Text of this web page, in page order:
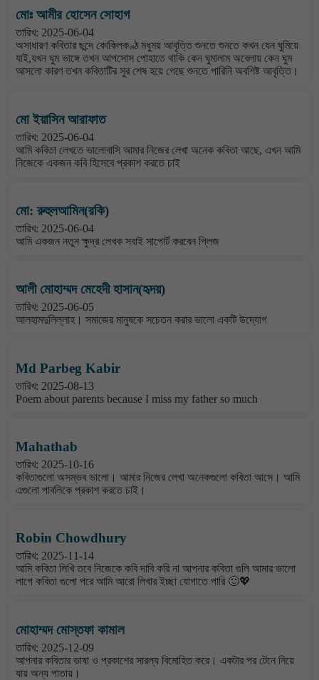
মোঃ আমীর হোসেন সোহাগ
তারিখ: 2025-06-04
অসাধারণ কবিতার ছন্দে কোকিলকণ্ঠ মধুময় আবৃত্তি শুনতে শুনতে কখন যেন ঘুমিয়ে
যাই,যখন ঘুম ভাঙ্গে তখন আপসোস পোহাতে থাকি কেন ঘুমালাম অবেলায় কেন ঘুম
আসলো কারণ তখন কবিতাটির সুর শেষ হয়ে গেছে শুনতে পারিনি অবশিষ্ট আবৃত্তি।
মো ইয়াসিন আরাফাত
তারিখ: 2025-06-04
আমি কবিতা লেখতে ভালোবাসি আমার নিজের লেখা অনেক কবিতা আছে, এখন আমি
নিজেকে একজন কবি হিসেবে প্রকাশ করতে চাই
মো: রুহুলআমিন(রকি)
তারিখ: 2025-06-04
আমি একজন নতুন ক্ষুদ্র লেখক সবাই সাপোর্ট করবেন প্লিজ
আলী মোহাম্মদ মেহেদী হাসান(হৃদয়)
তারিখ: 2025-06-05
আলহামদুলিল্লাহ। সমাজের মানুষকে সচেতন করার ভালো একটি উদ্যোগ
Md Parbeg Kabir
তারিখ: 2025-08-13
Poem about parents because I miss my father so much
Mahathab
তারিখ: 2025-10-16
কবিতাগুলো অসম্ভব ভালো। আমার নিজের লেখা অনেকগুলো কবিতা আসে। আমি
এগুলো পাবলিকে প্রকাশ করতে চাই।
Robin Chowdhury
তারিখ: 2025-11-14
আমি কবিতা লিখি তবে নিজেকে কবি দাবি করি না আপনার কবিতা গুলি আমার ভালো
লাগে কবিতা গুলো পরে আমি আরো লিখার ইচ্ছা যোগাতে পারি 🙂💖
মোহাম্মদ মোস্তফা কামাল
তারিখ: 2025-12-09
আপনার কবিতার ভাষা ও প্রকাশের সারল্য বিমোহিত করে। একটার পর টেনে নিয়ে
যায় অন্য পাতায়।